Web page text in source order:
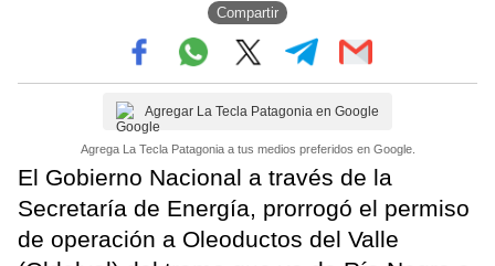
Compartir
Agregar La Tecla Patagonia en Google
Agrega La Tecla Patagonia a tus medios preferidos en Google.
El Gobierno Nacional a través de la
Secretaría de Energía, prorrogó el permiso
de operación a Oleoductos del Valle